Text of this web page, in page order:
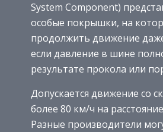
System Component)
особые покрышки, на
продолжить движение
если давление в шине
результате прокола или
Допускается движение со
более 80 км/ч на
Разные производители